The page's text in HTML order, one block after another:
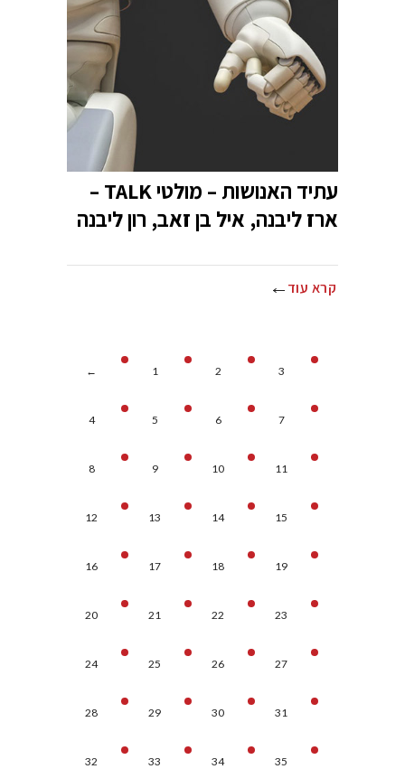
עתיד האנושות – מולטי TALK –
ארז ליבנה, איל בן זאב, רון ליבנה
קרא עוד
← 1 2 3
4 5 6 7
8 9 10 11
12 13 14 15
16 17 18 19
20 21 22 23
24 25 26 27
28 29 30 31
32 33 34 35